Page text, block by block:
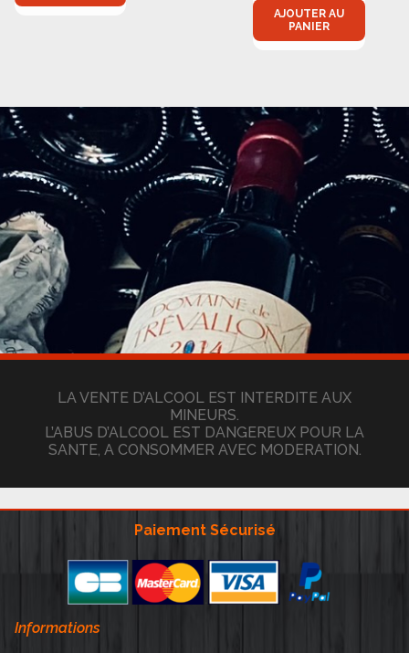
AJOUTER AU
PANIER
LA VENTE D’ALCOOL EST INTERDITE AUX
MINEURS.
L’ABUS D’ALCOOL EST DANGEREUX POUR LA
SANTE, A CONSOMMER AVEC MODERATION.
Paiement Sécurisé
Informations